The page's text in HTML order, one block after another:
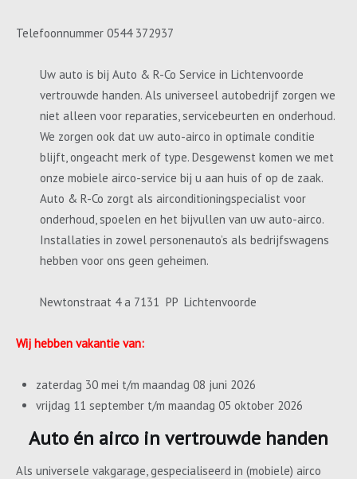
Telefoonnummer 0544 372937
Uw auto is bij Auto & R-Co Service in Lichtenvoorde
vertrouwde handen. Als universeel autobedrijf zorgen we
niet alleen voor reparaties, servicebeurten en onderhoud.
We zorgen ook dat uw auto-airco in optimale conditie
blijft, ongeacht merk of type. Desgewenst komen we met
onze mobiele airco-service bij u aan huis of op de zaak.
Auto & R-Co zorgt als airconditioningspecialist voor
onderhoud, spoelen en het bijvullen van uw auto-airco.
Installaties in zowel personenauto’s als bedrijfswagens
hebben voor ons geen geheimen.
Newtonstraat 4 a 7131 PP Lichtenvoorde
Wij hebben vakantie van:
zaterdag 30 mei t/m maandag 08 juni 2026
vrijdag 11 september t/m maandag 05 oktober 2026
Auto én airco in vertrouwde handen
Als universele vakgarage, gespecialiseerd in (mobiele) airco